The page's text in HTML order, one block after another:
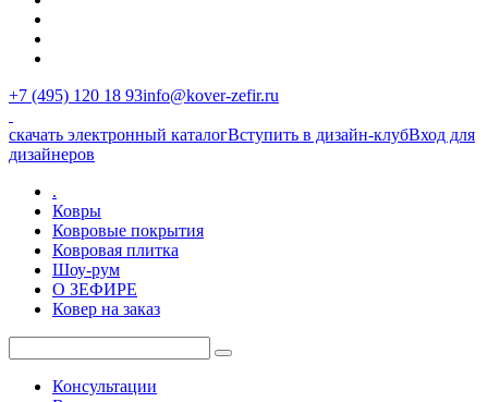
+7 (495) 120 18 93info@kover-zefir.ru
скачать электронный каталогВступить в дизайн-клубВход для
дизайнеров
.
Ковры
Ковровые покрытия
Ковровая плитка
Шоу-рум
О ЗЕФИРЕ
Ковер на заказ
Консультации